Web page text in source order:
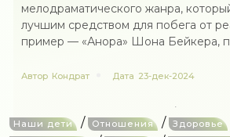
мелодраматического жанра,
лучшим средством для побега от
пример — «Анора» Шона Бейкера,
Автор Кондрат Дата 23-дек-2024
Наши дети / Отношения / Здоровье